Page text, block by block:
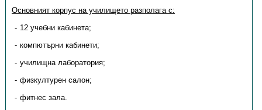
Основният корпус на училището разполага с:
12 учебни кабинета;
компютърни кабинети;
училищна лаборатория;
физкултурен салон;
фитнес зала.